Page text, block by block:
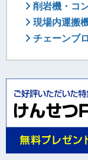
削岩機・コ
現場内運搬
チェーンブ